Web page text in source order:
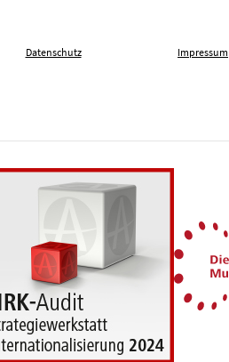
Datenschutz Impressum
Tanz Köln
Hochschulen gegen